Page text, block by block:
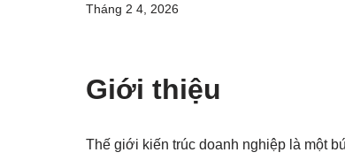
Tháng 2 4, 2026
Giới thiệu
Thế giới kiến trúc doanh nghiệp là một